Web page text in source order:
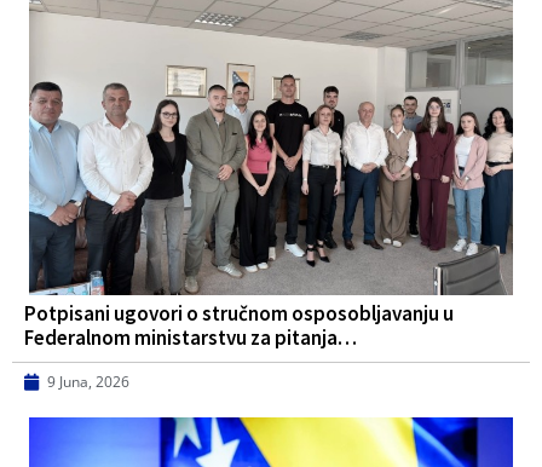
Potpisani ugovori o stručnom osposobljavanju u
Federalnom ministarstvu za pitanja…
9 Juna, 2026